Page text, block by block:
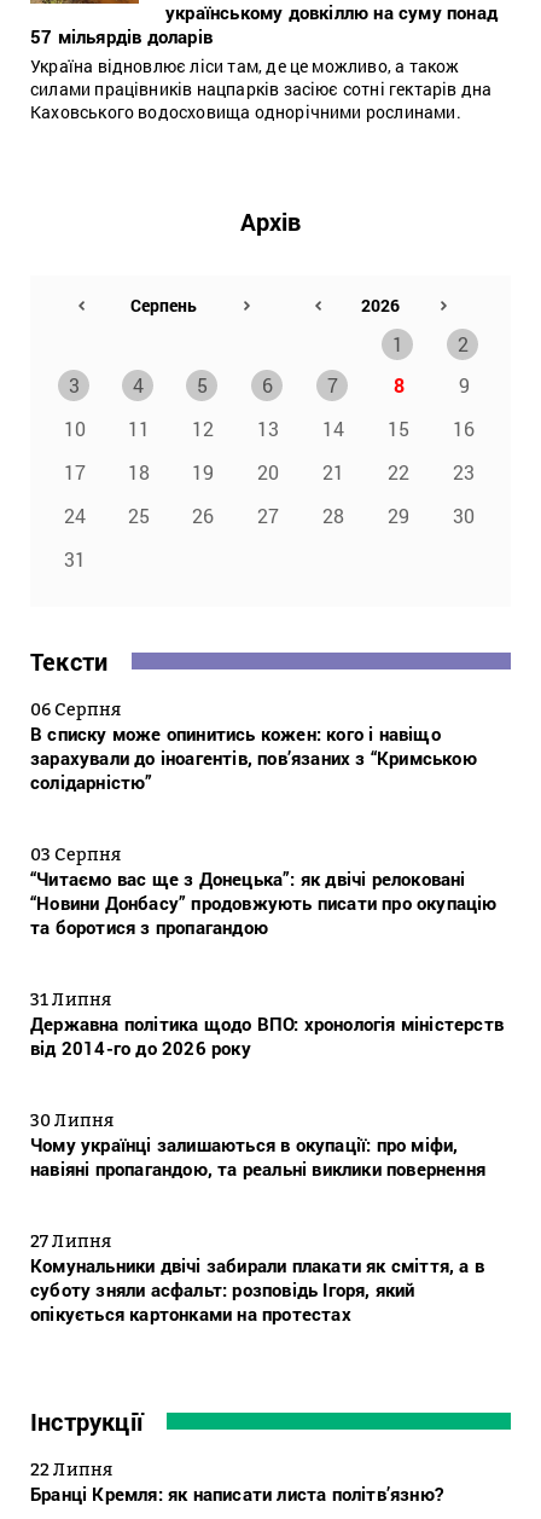
українському довкіллю на суму понад
57 мільярдів доларів
Україна відновлює ліси там, де це можливо, а також
силами працівників нацпарків засіює сотні гектарів дна
Каховського водосховища однорічними рослинами.
Архів
1
2
3
4 5 6 7 8
9
10
11 12 13 14 15
16
17
18 19 20 21 22
23
24
25 26 27 28 29
30
31
Тексти
06 Серпня
В списку може опинитись кожен: кого і навіщо
зарахували до іноагентів, пов’язаних з “Кримською
солідарністю”
03 Серпня
“Читаємо вас ще з Донецька”: як двічі релоковані
“Новини Донбасу” продовжують писати про окупацію
та боротися з пропагандою
31 Липня
Державна політика щодо ВПО: хронологія міністерств
від 2014-го до 2026 року
30 Липня
Чому українці залишаються в окупації: про міфи,
навіяні пропагандою, та реальні виклики повернення
27 Липня
Комунальники двічі забирали плакати як сміття, а в
суботу зняли асфальт: розповідь Ігоря, який
опікується картонками на протестах
Інструкції
22 Липня
Бранці Кремля: як написати листа політв’язню?